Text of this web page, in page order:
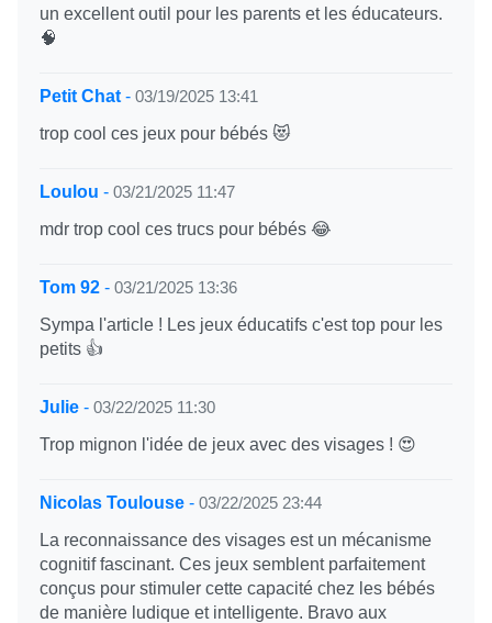
un excellent outil pour les parents et les éducateurs.
🧠
Petit Chat - 03/19/2025 13:41
trop cool ces jeux pour bébés 😻
Loulou - 03/21/2025 11:47
mdr trop cool ces trucs pour bébés 😂
Tom 92 - 03/21/2025 13:36
Sympa l'article ! Les jeux éducatifs c'est top pour les
petits 👍
Julie - 03/22/2025 11:30
Trop mignon l'idée de jeux avec des visages ! 😍
Nicolas Toulouse - 03/22/2025 23:44
La reconnaissance des visages est un mécanisme
cognitif fascinant. Ces jeux semblent parfaitement
conçus pour stimuler cette capacité chez les bébés
de manière ludique et intelligente. Bravo aux